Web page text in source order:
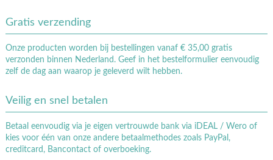
Gratis verzending
Onze producten worden bij bestellingen vanaf € 35,00 gratis
verzonden binnen Nederland. Geef in het bestelformulier eenvoudig
zelf de dag aan waarop je geleverd wilt hebben.
Veilig en snel betalen
Betaal eenvoudig via je eigen vertrouwde bank via iDEAL / Wero of
kies voor één van onze andere betaalmethodes zoals PayPal,
creditcard, Bancontact of overboeking.